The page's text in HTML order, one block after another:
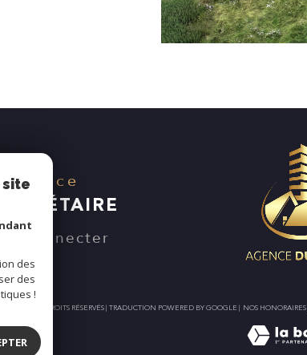
Espace
Se connecter
© 2026 | TOUS DROITS RÉSERVÉS | TRADUCTION POWERED BY GOOGLE | NOS HONORAIRES
site
des
des
!